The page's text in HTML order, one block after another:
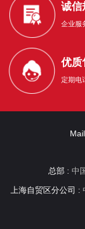
诚信
企业服
优质
定期电
总部 : 中
上海自贸区分公司 :